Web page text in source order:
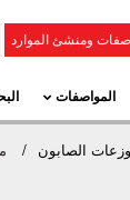
ومنشئ الموارد
المواصفات
الصابون